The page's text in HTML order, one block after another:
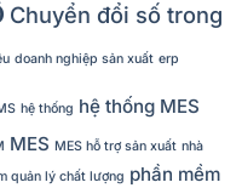
Chuyển đổi số trong
doanh nghiệp sản xuất erp
hệ thống hệ thống MES
MES MES hỗ trợ sản xuất nhà
quản lý chất lượng phần mềm